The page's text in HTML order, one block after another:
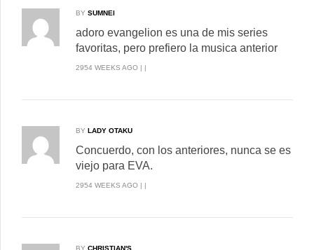
BY SUMNEI
adoro evangelion es una de mis series
favoritas, pero prefiero la musica anterior
2954 WEEKS AGO | |
BY LADY OTAKU
Concuerdo, con los anteriores, nunca se es
viejo para EVA.
2954 WEEKS AGO | |
BY CHRISTIAN'S